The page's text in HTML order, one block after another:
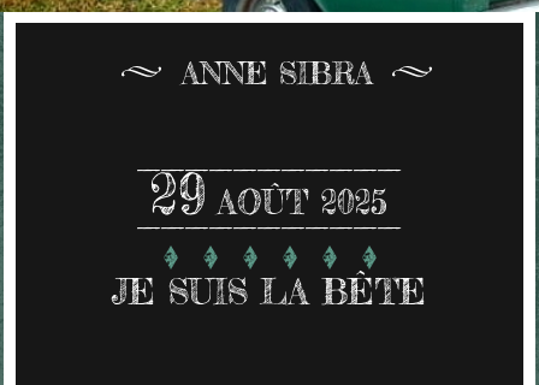
ANNE SIBRA
29 AOÛT 2025
JE SUIS LA BÊTE